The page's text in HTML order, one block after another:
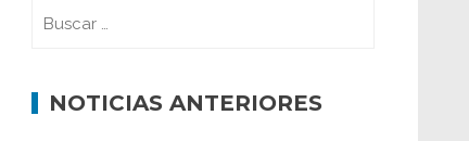
NOTICIAS ANTERIORES